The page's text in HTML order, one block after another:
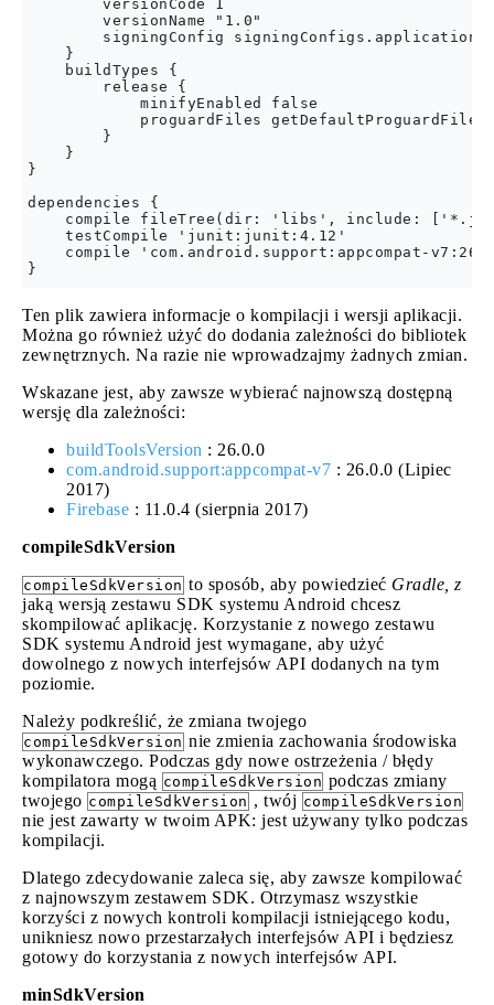
        versionCode 1
        versionName "1.0"
signingConfig
    }
    buildTypes {
        release {
            minifyEnabled false
proguardFiles
        }
    }
}
dependencies {
compile fileTree(dir: 'libs', include:
    testCompile 'junit:junit:4.12'
compile 'com.android.support:appcompat-
Ten plik zawiera informacje o kompilacji i wersji aplikacji.
Można go również użyć do dodania zależności do bibliotek
zewnętrznych. Na razie nie wprowadzajmy żadnych zmian.
Wskazane jest, aby zawsze wybierać najnowszą dostępną
wersję dla zależności:
buildToolsVersion : 26.0.0
com.android.support:appcompat-v7 : 26.0.0 (Lipiec
2017)
Firebase : 11.0.4 (sierpnia 2017)
compileSdkVersion
compileSdkVersion to sposób, aby powiedzieć Gradle, z
jaką wersją zestawu SDK systemu Android chcesz
skompilować aplikację. Korzystanie z nowego zestawu
SDK systemu Android jest wymagane, aby użyć
dowolnego z nowych interfejsów API dodanych na tym
poziomie.
Należy podkreślić, że zmiana twojego
compileSdkVersion nie zmienia zachowania środowiska
wykonawczego. Podczas gdy nowe ostrzeżenia / błędy
kompilatora mogą compileSdkVersion podczas zmiany
twojego compileSdkVersion , twój compileSdkVersion
nie jest zawarty w twoim APK: jest używany tylko podczas
kompilacji.
Dlatego zdecydowanie zaleca się, aby zawsze kompilować
z najnowszym zestawem SDK. Otrzymasz wszystkie
korzyści z nowych kontroli kompilacji istniejącego kodu,
unikniesz nowo przestarzałych interfejsów API i będziesz
gotowy do korzystania z nowych interfejsów API.
minSdkVersion